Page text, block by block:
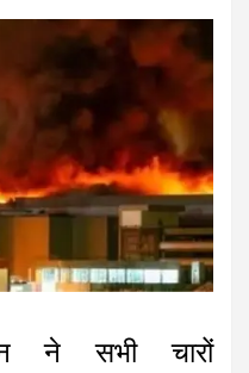
ने सभी चारों